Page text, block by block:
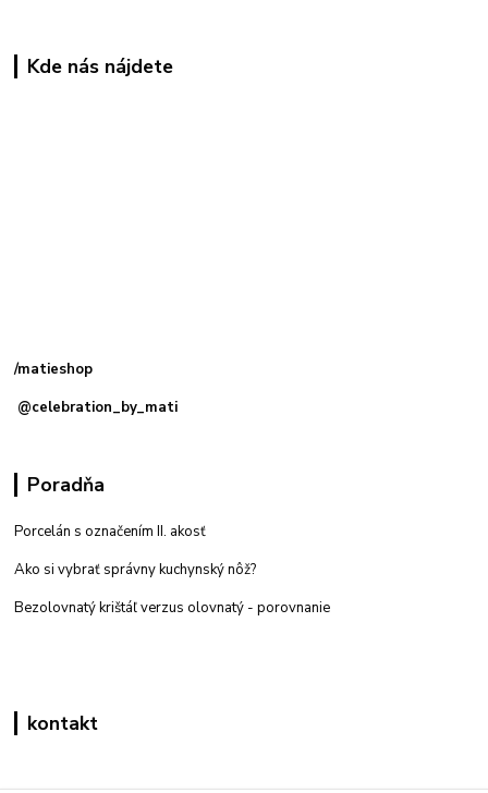
Kde nás nájdete
/matieshop
@celebration_by_mati
Poradňa
Porcelán s označením II. akosť
Ako si vybrať správny kuchynský nôž?
Bezolovnatý krištáľ verzus olovnatý - porovnanie
kontakt